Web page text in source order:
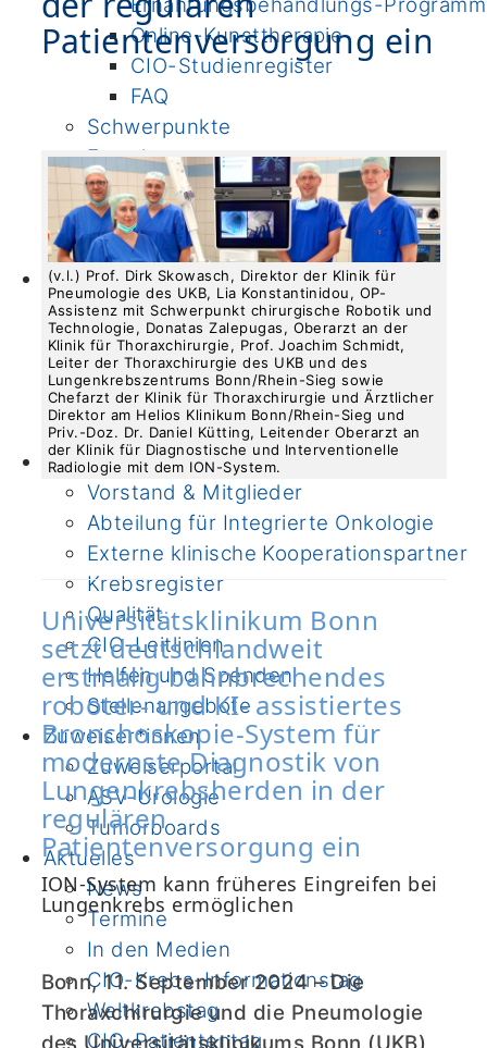
Online-Kunsttherapie
CIO-Studienregister
FAQ
Schwerpunkte
Forschergruppen
Publikationen
Molekulare Diagnostik
Biobank
Lehre
PJ Wahltertial Interdisziplinäre
Onkologie
Mildred Scheel School of Oncology
(MSSO)
M.A. ImmunoSensation
CIO Bonn
Vorstand & Mitglieder
Abteilung für Integrierte Onkologie
Externe klinische Kooperationspartner
Krebsregister
Qualität
CIO-Leitlinien
Helfen und Spenden
Stellenangebote
Zuweiser*innen
Zuweiserportal
ASV-Urologie
Tumorboards
Aktuelles
News
Termine
In den Medien
CIO-Krebs-Informationstag
Weltkrebstag
CIO-Patiententag
Patientenversorgung ein
(v.l.) Prof. Dirk Skowasch, Direktor der Klinik für
Pneumologie des UKB, Lia Konstantinidou, OP-
Assistenz mit Schwerpunkt chirurgische Robotik und
Technologie, Donatas Zalepugas, Oberarzt an der
Klinik für Thoraxchirurgie, Prof. Joachim Schmidt,
Leiter der Thoraxchirurgie des UKB und des
Lungenkrebszentrums Bonn/Rhein-Sieg sowie
Chefarzt der Klinik für Thoraxchirurgie und Ärztlicher
Direktor am Helios Klinikum Bonn/Rhein-Sieg und
Priv.-Doz. Dr. Daniel Kütting, Leitender Oberarzt an
der Klinik für Diagnostische und Interventionelle
Radiologie mit dem ION-System.
Universitätsklinikum Bonn
setzt deutschlandweit
erstmalig bahnbrechendes
roboter- und KI- assistiertes
Bronchoskopie-System für
modernste Diagnostik von
Lungenkrebsherden in der
regulären
Patientenversorgung ein
ION-System kann früheres Eingreifen bei
Lungenkrebs ermöglichen
Bonn, 11. September 2024 – Die
Thoraxchirurgie und die Pneumologie
des Universitätsklinikums Bonn (UKB)